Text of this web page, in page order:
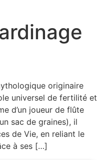
originaire
universel de fertilité et
d’un joueur de flûte
sac de graines), il
de Vie, en reliant le
à ses […]